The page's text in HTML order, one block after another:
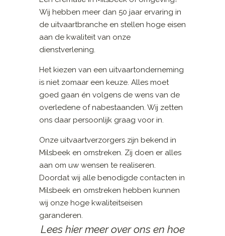
Wij hebben meer dan 50 jaar ervaring in
de uitvaartbranche en stellen hoge eisen
aan de kwaliteit van onze
dienstverlening.
Het kiezen van een uitvaartonderneming
is niet zomaar een keuze. Alles moet
goed gaan én volgens de wens van de
overledene of nabestaanden. Wij zetten
ons daar persoonlijk graag voor in.
Onze uitvaartverzorgers zijn bekend in
Milsbeek en omstreken. Zij doen er alles
aan om uw wensen te realiseren.
Doordat wij alle benodigde contacten in
Milsbeek en omstreken hebben kunnen
wij onze hoge kwaliteitseisen
garanderen.
Lees hier meer over ons en hoe